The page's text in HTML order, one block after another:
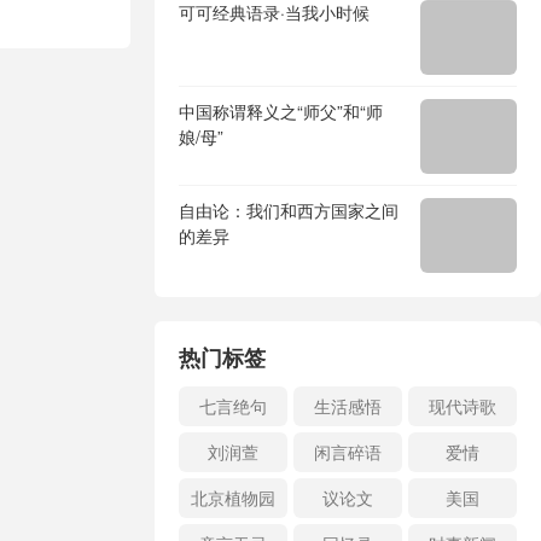
可可经典语录·当我小时候
中国称谓释义之“师父”和“师
娘/母”
自由论：我们和西方国家之间
的差异
热门标签
七言绝句 生活感悟
现代诗歌
刘润萱
闲言碎语
爱情
北京植物园
议论文
美国